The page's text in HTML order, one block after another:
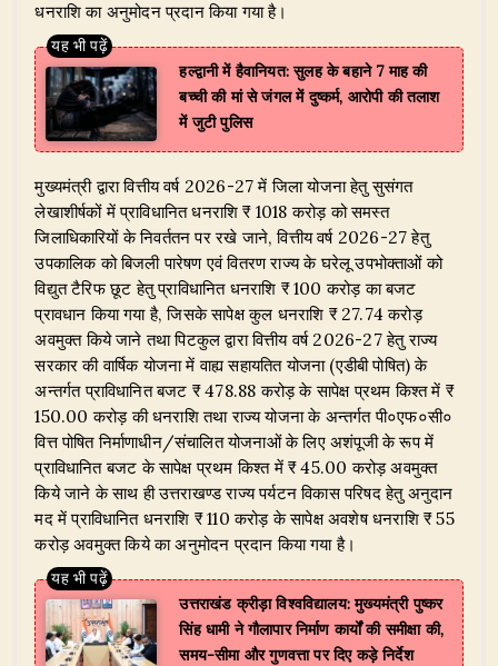
धनराशि का अनुमोदन प्रदान किया गया है।
हल्द्वानी में हैवानियत: सुलह के बहाने 7 माह की
बच्ची की मां से जंगल में दुष्कर्म, आरोपी की तलाश
में जुटी पुलिस
​मुख्यमंत्री द्वारा वित्तीय वर्ष 2026-27 में जिला योजना हेतु सुसंगत
लेखाशीर्षकों में प्राविधानित धनराशि ₹ 1018 करोड़ को समस्त
जिलाधिकारियों के निवर्ततन पर रखे जाने, वित्तीय वर्ष 2026-27 हेतु
उपकालिक को बिजली पारेषण एवं वितरण राज्य के घरेलू उपभोक्ताओं को
विद्युत टैरिफ छूट हेतु प्राविधानित धनराशि ₹ 100 करोड़ का बजट
प्रावधान किया गया है, जिसके सापेक्ष कुल धनराशि ₹ 27.74 करोड़
अवमुक्त किये जाने तथा पिटकुल द्वारा वित्तीय वर्ष 2026-27 हेतु राज्य
सरकार की वार्षिक योजना में वाह्य सहायतित योजना (एडीबी पोषित) के
अन्तर्गत प्राविधानित बजट ₹ 478.88 करोड़ के सापेक्ष प्रथम किश्त में ₹
150.00 करोड़ की धनराशि तथा राज्य योजना के अन्तर्गत पी०एफ०सी०
वित्त पोषित निर्माणाधीन/संचालित योजनाओं के लिए अशंपूजी के रूप में
प्राविधानित बजट के सापेक्ष प्रथम किश्त में ₹ 45.00 करोड़ अवमुक्त
किये जाने के साथ ही उत्तराखण्ड राज्य पर्यटन विकास परिषद हेतु अनुदान
मद में प्राविधानित धनराशि ₹ 110 करोड़ के सापेक्ष अवशेष धनराशि ₹ 55
करोड़ अवमुक्त किये का अनुमोदन प्रदान किया गया है।
उत्तराखंड क्रीड़ा विश्वविद्यालय: मुख्यमंत्री पुष्कर
सिंह धामी ने गौलापार निर्माण कार्यों की समीक्षा की,
समय-सीमा और गुणवत्ता पर दिए कड़े निर्देश